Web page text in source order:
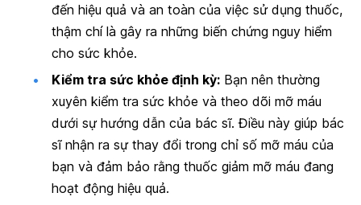
đến hiệu quả và an toàn của việc sử dụng thuốc,
thậm chí là gây ra những biến chứng nguy hiểm
cho sức khỏe.
Kiểm tra sức khỏe định kỳ: Bạn nên thường
xuyên kiểm tra sức khỏe và theo dõi mỡ máu
dưới sự hướng dẫn của bác sĩ. Điều này giúp bác
sĩ nhận ra sự thay đổi trong chỉ số mỡ máu của
bạn và đảm bảo rằng thuốc giảm mỡ máu đang
hoạt động hiệu quả.